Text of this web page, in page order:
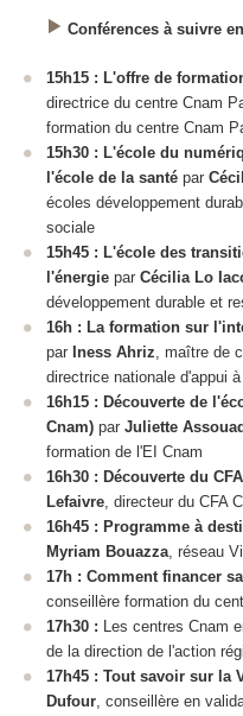
Conférences à suivre
15h15 : L'offre de
directrice du centre Cnam
formation du centre Cnam
15h30 : L'école du
l'école de la santé par
écoles développement
sociale
15h45 : L'école des
l'énergie par Cécilia Lo
développement durable et
16h : La formation sur
par Iness Ahriz , maître de
directrice nationale d'appui
16h15 : Découverte de
Cnam) par Juliette
formation de l'EI Cnam
16h30 : Découverte du
Lefaivre , directeur du CFA
16h45 : Programme à
Myriam Bouazza , réseau
17h : Comment financer
conseillère formation du
17h30 : Les centres Cnam
de la direction de l'action
17h45 : Tout savoir sur la
Dufour , conseillère en